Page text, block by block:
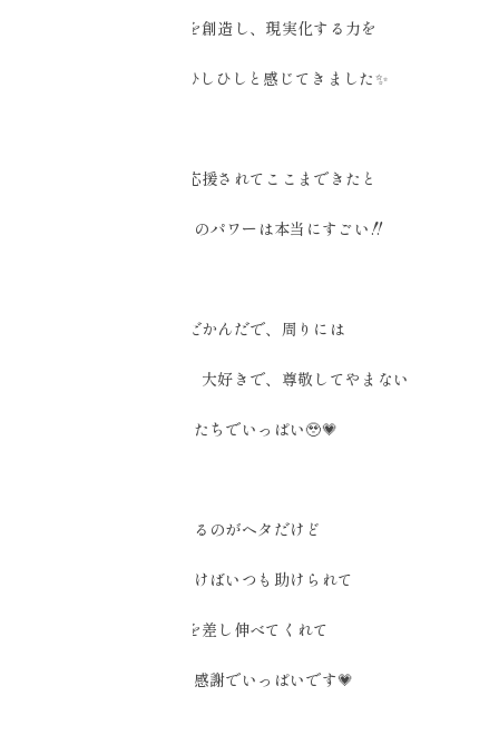
望む未来を創造し、現実化する力を
この7年間ひしひしと感じてきました✨
この音に応援されてここまできたと
周波数ケアのパワーは本当にすごい‼️
なんだかんだで、周りには
最高に素敵で、大好きで、尊敬してやまない
友人たちでいっぱい🥹💗
頼るのがヘタだけど
気がつけばいつも助けられて
手を差し伸べてくれて
本当に感謝でいっぱいです💗